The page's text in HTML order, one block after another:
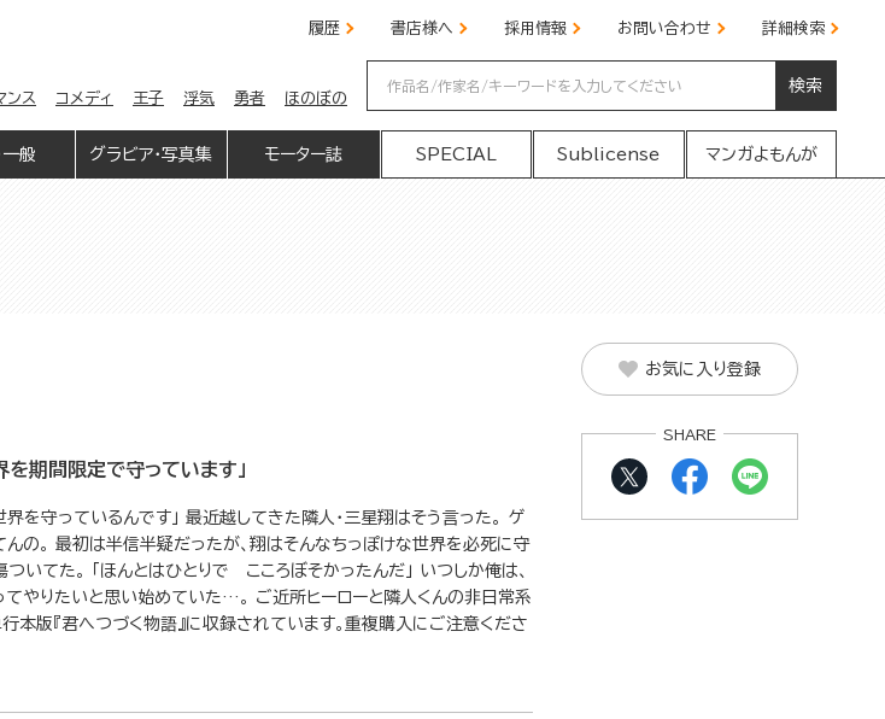
履歴 書店様へ 採用情報 お問い合わせ 詳細検索
ンス コメディ 王子 浮気 勇者 ほのぼの
検索
一般 グラビア・写真集 モーター誌 SPECIAL Sublicense マンガよもんが
を期間限定で守っています」
界を守っているんです」 最近越してきた隣人・三星翔はそう言った。 ゲ
んの。 最初は半信半疑だったが、翔はそんなちっぽけな世界を必死に守
いてた。 「ほんとはひとりで こころぼそかったんだ」 いつしか俺は、
やりたいと思い始めていた…。 ご近所ヒーローと隣人くんの非日常系
本版『君へつづく物語』に収録されています。重複購入にご注意くださ
お気に入り登録
SHARE